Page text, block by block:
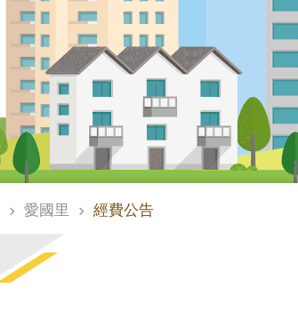
愛國里 經費公告